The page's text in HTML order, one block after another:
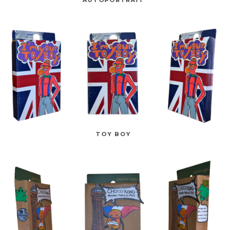
TOY BOY